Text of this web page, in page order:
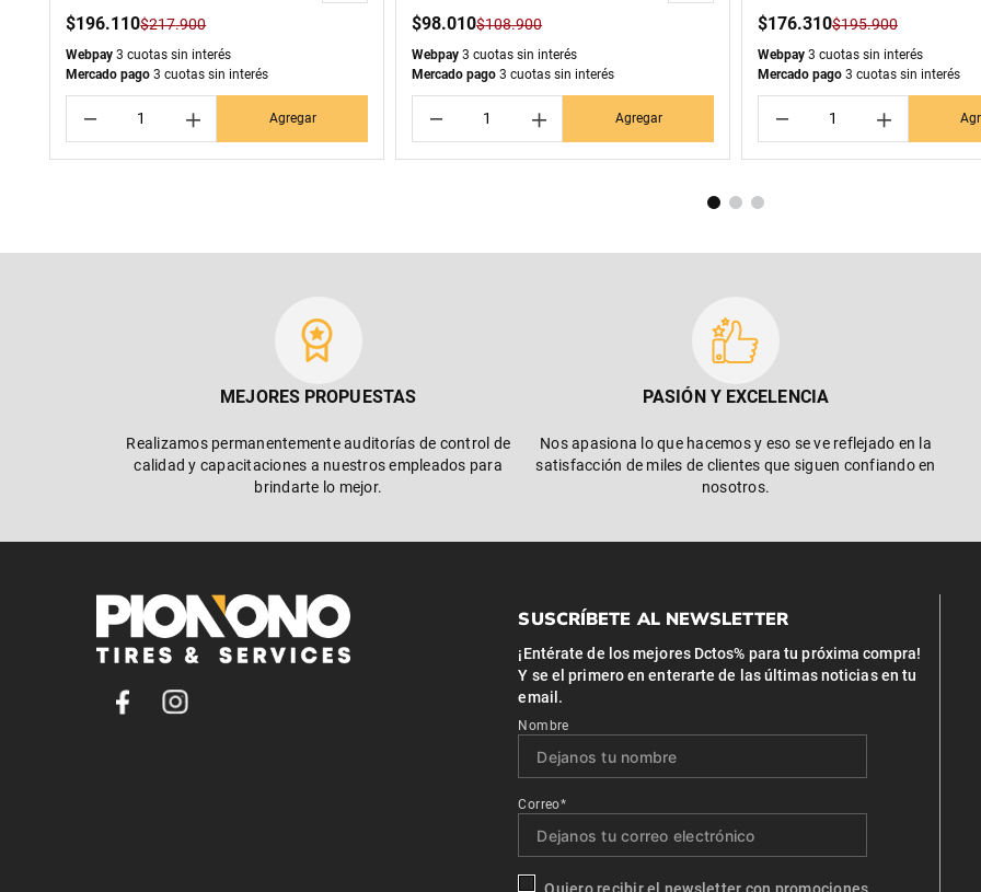
$196.110$217.900
Webpay 3 cuotas sin interés
Mercado pago 3 cuotas sin interés
＋
－ Agregar
$98.010$108.900
Webpay 3 cuotas sin interés
Mercado pago 3 cuotas sin interés
＋
－ Agregar
$176.310$195.900
Webpay 3 cuotas sin interés
Mercado pago 3 cuotas sin interés
＋
－
MEJORES PROPUESTAS
Realizamos permanentemente auditorías de control de
calidad y capacitaciones a nuestros empleados para
brindarte lo mejor.
PASIÓN Y EXCELENCIA
Nos apasiona lo que hacemos y eso se ve reflejado en la
satisfacción de miles de clientes que siguen confiando en
nosotros.
SUSCRÍBETE AL NEWSLETTER
¡Entérate de los mejores Dctos% para tu próxima compra!
Y se el primero en enterarte de las últimas noticias en tu
email.
Nombre
Correo*